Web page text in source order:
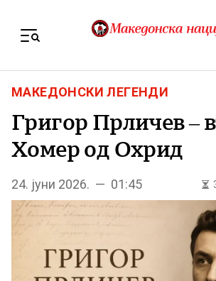
МАКЕДОНСКИ ЛЕГЕНДИ
Григор Прличев –
Хомер од Охрид
24. јуни 2026. — 01:45